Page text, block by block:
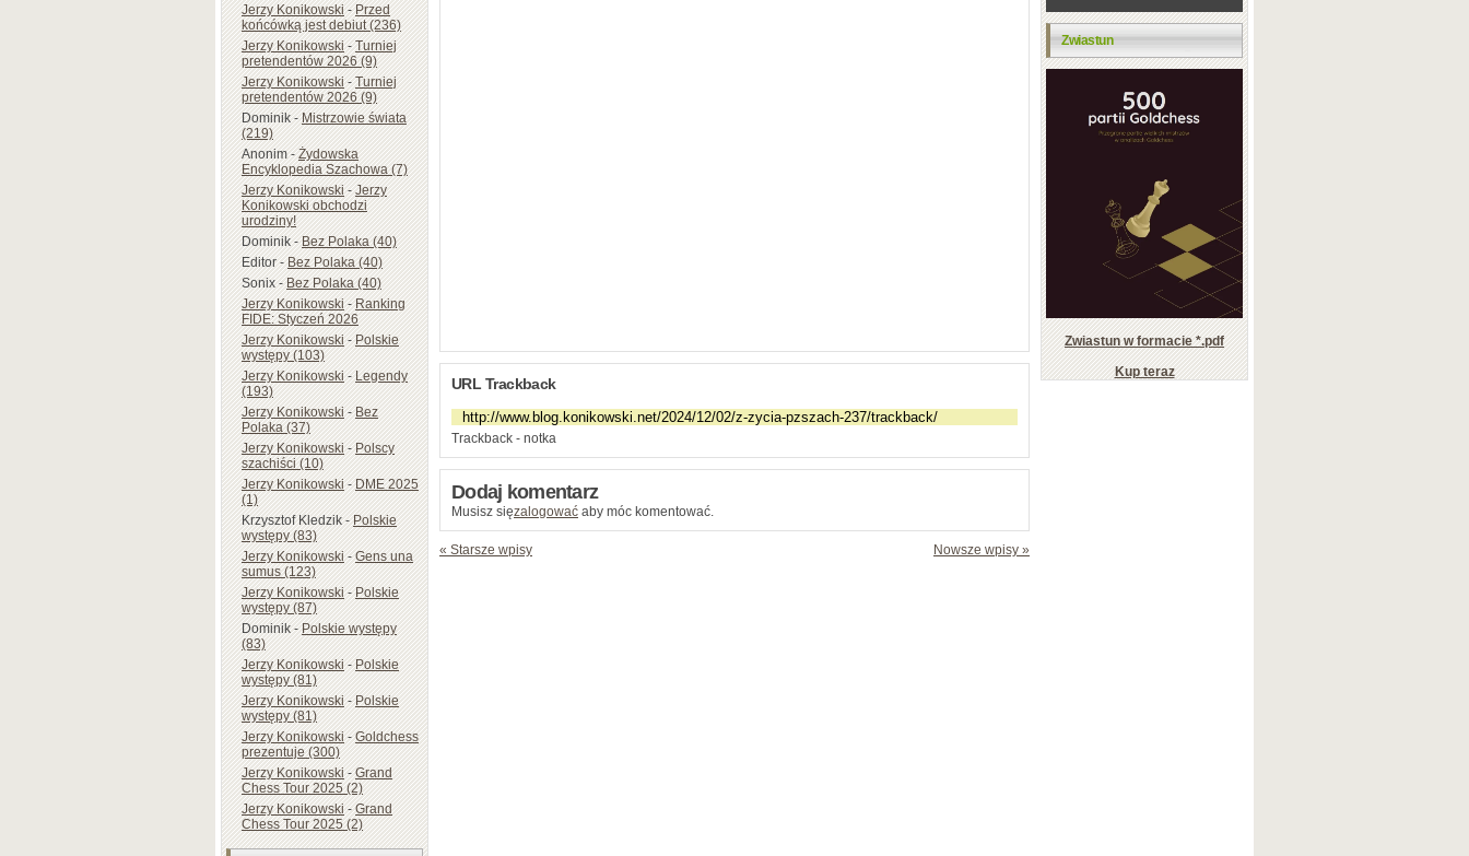
Jerzy Konikowski-Przed
końcówką jest debiut (236)
Jerzy Konikowski-Turniej
pretendentów 2026 (9)
Jerzy Konikowski-Turniej
pretendentów 2026 (9)
Dominik-Mistrzowie świata
(219)
Anonim-Żydowska
Encyklopedia Szachowa (7)
Jerzy Konikowski-Jerzy
Konikowski obchodzi
urodziny!
Dominik-Bez Polaka (40)
Editor-Bez Polaka (40)
Sonix-Bez Polaka (40)
Jerzy Konikowski-Ranking
FIDE: Styczeń 2026
Jerzy Konikowski-Polskie
występy (103)
Jerzy Konikowski-Legendy
(193)
Jerzy Konikowski-Bez
Polaka (37)
Jerzy Konikowski-Polscy
szachiści (10)
Jerzy Konikowski-DME 2025
(1)
Krzysztof Kledzik-Polskie
występy (83)
Jerzy Konikowski-Gens una
sumus (123)
Jerzy Konikowski-Polskie
występy (87)
Dominik-Polskie występy
(83)
Jerzy Konikowski-Polskie
występy (81)
Jerzy Konikowski-Polskie
występy (81)
Jerzy Konikowski-Goldchess
prezentuje (300)
Jerzy Konikowski-Grand
Chess Tour 2025 (2)
Jerzy Konikowski-Grand
Chess Tour 2025 (2)
URL Trackback
Trackback - notka
Dodaj komentarz
Musisz sięzalogować aby móc komentować.
« Starsze wpisy Nowsze wpisy »
Zwiastun
Zwiastun w formacie *.pdf
Kup teraz